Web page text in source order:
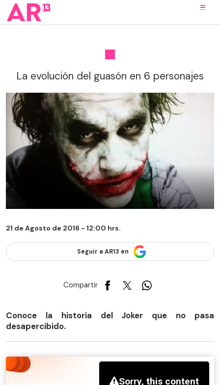
La evolución del guasón en 6 personajes
21 de Agosto de 2016 - 12:00 hrs.
Seguir a AR13 en
Compartir
Conoce la historia del Joker que no pasa
desapercibido.